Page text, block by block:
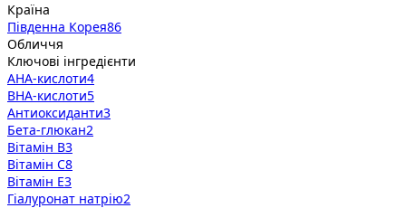
Країна
Південна Корея86
Обличчя
Ключові інгредієнти
AHA-кислоти4
BHA-кислоти5
Антиоксиданти3
Бета-глюкан2
Вітамін B3
Вітамін C8
Вітамін E3
Гіалуронат натрію2